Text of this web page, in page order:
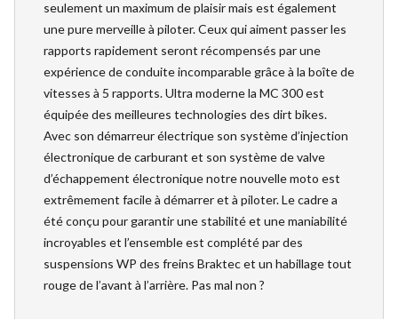
seulement un maximum de plaisir mais est également
une pure merveille à piloter. Ceux qui aiment passer les
rapports rapidement seront récompensés par une
expérience de conduite incomparable grâce à la boîte de
vitesses à 5 rapports. Ultra moderne la MC 300 est
équipée des meilleures technologies des dirt bikes.
Avec son démarreur électrique son système d’injection
électronique de carburant et son système de valve
d’échappement électronique notre nouvelle moto est
extrêmement facile à démarrer et à piloter. Le cadre a
été conçu pour garantir une stabilité et une maniabilité
incroyables et l’ensemble est complété par des
suspensions WP des freins Braktec et un habillage tout
rouge de l’avant à l’arrière. Pas mal non ?